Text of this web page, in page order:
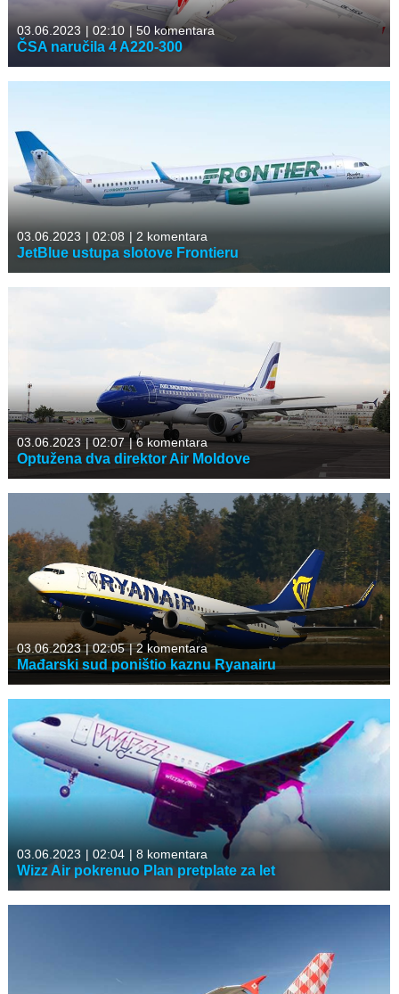
03.06.2023 | 02:10 | 50 komentara
ČSA naručila 4 A220-300
03.06.2023 | 02:08 | 2 komentara
JetBlue ustupa slotove Frontieru
03.06.2023 | 02:07 |6 komentara
Optužena dva direktor Air Moldove
03.06.2023 |02:05 |2 komentara
Mađarski sud poništio kaznu Ryanairu
03.06.2023 | 02:04 | 8 komentara
Wizz Air pokrenuo Plan pretplate za let